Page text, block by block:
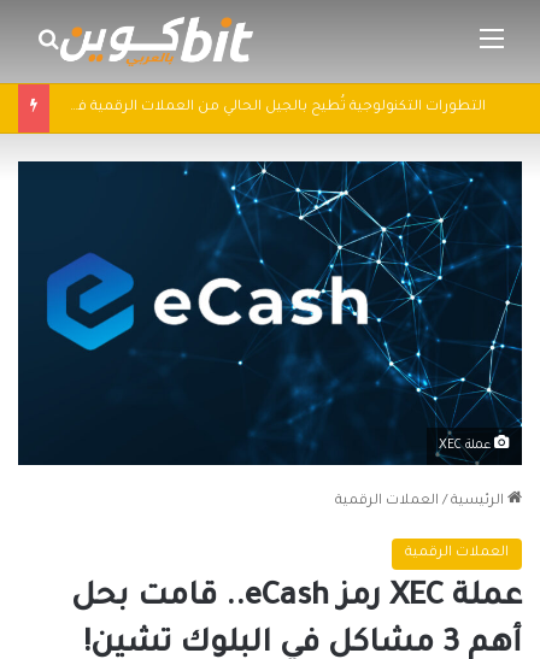
القائمة
التطورات التكنولوجية تُطيح بالجيل الحالي من العملات الرقمية في 2025: سباق التكنولوجيا يُعيد تشكيل مشهد الكريبتو
عملة XEC
الرئيسية / العملات الرقمية
العملات الرقمية
عملة XEC رمز eCash.. قامت بحل
أهم 3 مشاكل في البلوك تشين!